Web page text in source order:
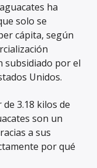
ha
solo se
cápita, según
subsidiado por el
Unidos.
3.18 kilos de
son un
a sus
por qué